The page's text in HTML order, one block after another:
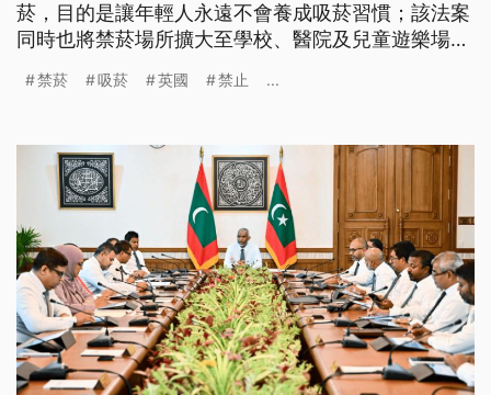
菸，目的是讓年輕人永遠不會養成吸菸習慣；該法案
同時也將禁菸場所擴大至學校、醫院及兒童遊樂場等
禁菸 吸菸 英國 禁止 ...